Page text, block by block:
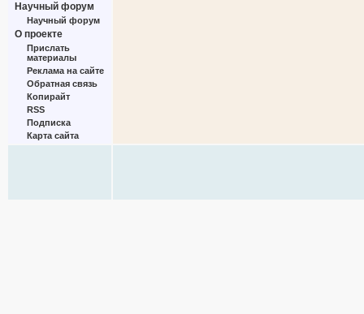
Научный форум
Научный форум
О проекте
Прислать
материалы
Реклама на сайте
Обратная связь
Копирайт
RSS
Подписка
Карта сайта